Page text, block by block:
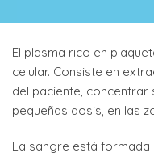
El plasma rico en
celular. Consiste en
del paciente, concentrar
pequeñas dosis, en las
La sangre está